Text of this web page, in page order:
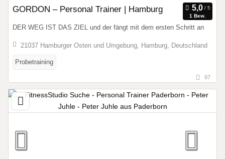
GORDON – Personal Trainer | Hamburg
1 Bew.
DER WEG IST DAS ZIEL und der fängt mit dem ersten Schritt an
21037 Hamburger Osten und Umgebung, Hamburg, Deutschland
Probetraining
97